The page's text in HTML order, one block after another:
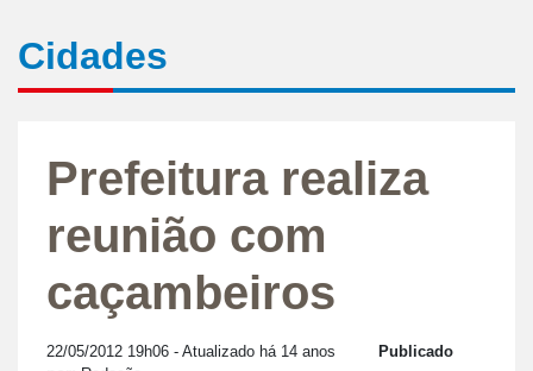
Cidades
Prefeitura realiza
reunião com
caçambeiros
22/05/2012 19h06 - Atualizado há 14 anos
Publicado